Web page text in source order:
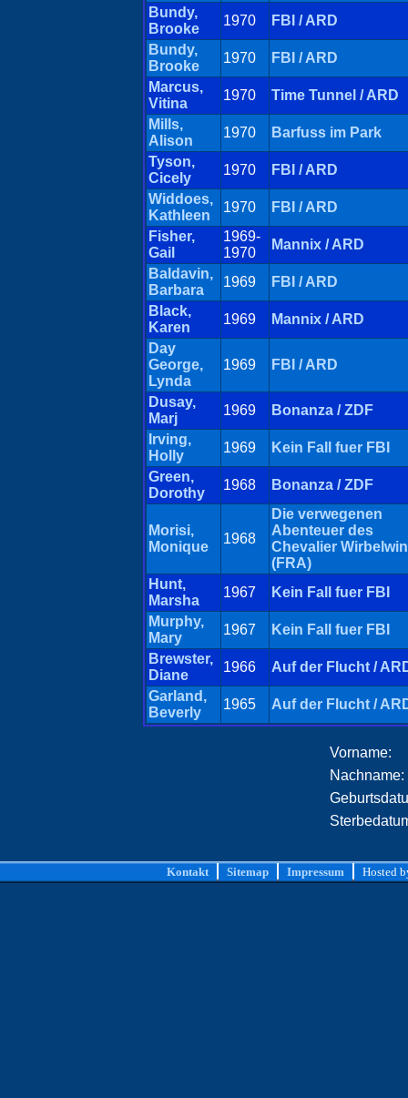
Bundy,
Brooke
1970
FBI / ARD
Bundy,
Brooke
1970
FBI / ARD
Marcus,
Vitina
1970
Time Tunnel / ARD
Mills,
Alison
1970
Barfuss im Park
Tyson,
Cicely
1970
FBI / ARD
Widdoes,
Kathleen
1970
FBI / ARD
Fisher,
Gail
1969-
1970
Mannix / ARD
Baldavin,
Barbara
1969
FBI / ARD
Black,
Karen
1969
Mannix / ARD
Day
George,
Lynda
1969 FBI / ARD
Dusay,
Marj
1969
Bonanza / ZDF
Irving,
Holly
1969
Kein Fall fuer FBI
Green,
Dorothy
1968 Bonanza / ZDF
Morisi,
Monique
1968
Die verwegenen
Abenteuer des
Chevalier
(FRA)
Hunt,
Marsha
1967
Kein Fall fuer FBI
Murphy,
Mary
1967
Kein Fall fuer FBI
Brewster,
Diane
1966
Auf der Flucht /
Garland,
Beverly
1965 Auf der Flucht /
Vorname:
Nachname:
Kontakt Sitemap Impressum Hosted